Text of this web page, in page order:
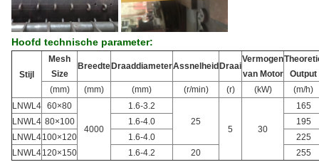
Hoofd technische parameter:
Stijl
Mesh
Size
Breedte DraaddiameterAssnelheid Draai
Vermogen
van Motor
Output
(mm)
(mm) (mm) (r/min) (r) (kW)
(m/h)
LNWL4 60×80
4000
1.6-3.2
25
5 30
165
LNWL4 80×100 1.6-4.0
195
LNWL4100×120 1.6-4.0
225
LNWL4120×150 1.6-4.2 20 255